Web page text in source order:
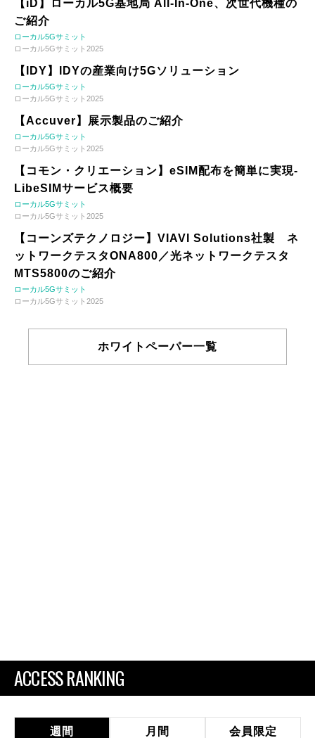
【iD】ローカル5G基地局 All-In-One、次世代機種の
ご紹介
ローカル5Gサミット
ローカル5Gサミット2025
【IDY】IDYの産業向け5Gソリューション
ローカル5Gサミット
ローカル5Gサミット2025
【Accuver】展示製品のご紹介
ローカル5Gサミット
ローカル5Gサミット2025
【コモン・クリエーション】eSIM配布を簡単に実現-
LibeSIMサービス概要
ローカル5Gサミット
ローカル5Gサミット2025
【コーンズテクノロジー】VIAVI Solutions社製 ネ
ットワークテスタONA800／光ネットワークテスタ
MTS5800のご紹介
ローカル5Gサミット
ローカル5Gサミット2025
ホワイトペーパー一覧
ACCESS RANKING
週間 月間 会員限定